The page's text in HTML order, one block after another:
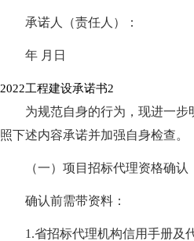
承诺人（责任人）：
年 月日
2022工程建设承诺书2
为规范自身的行为，现进一
照下述内容承诺并加强自身检查。
（一）项目招标代理资格确认
确认前需带资料：
1.省招标代理机构信用手册及